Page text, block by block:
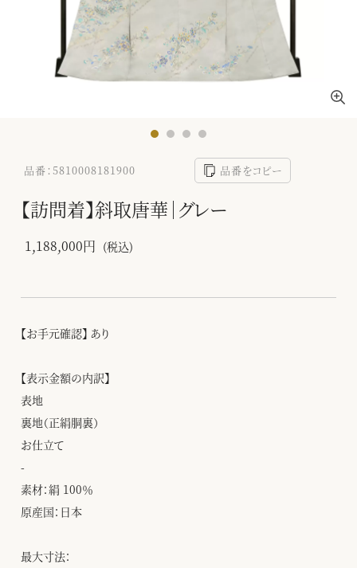
品番：5810008181900 品番をコピー
【訪問着】斜取唐華｜グレー
1,188,000円 (税込)
【お手元確認】 あり
【表示金額の内訳】
表地
裏地（正絹胴裏）
お仕立て
-
素材：絹 100％
原産国：日本
最大寸法：